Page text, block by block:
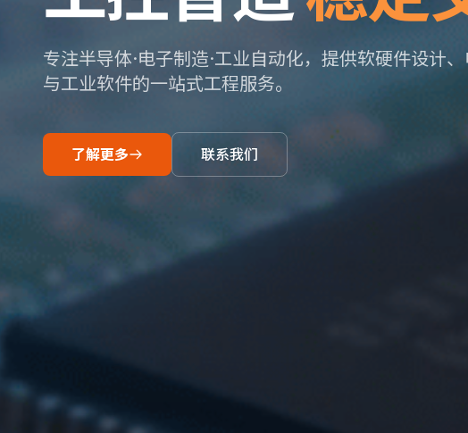
专注半导体·电子制造·工业自动化，提供软硬件设计
与工业软件的一站式工程服务。
了解更多 联系我们